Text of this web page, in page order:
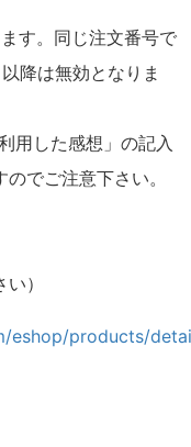
す。同じ注文番号で
降は無効となりま
用した感想」の記入
でご注意下さい。
）
eshop/products/